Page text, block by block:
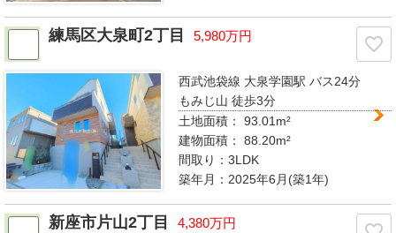
練馬区大泉町2丁目 5,980万円
西武池袋線 大泉学園駅バス24分
もみじ山 徒歩3分
土地面積： 93.01m²
建物面積：88.20m²
間取り：3LDK
築年月：2025年6月(築1年)
新座市片山2丁目 4,380万円